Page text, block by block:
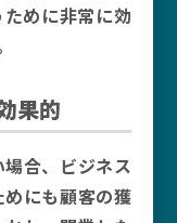
めに非常に効
果的
合、ビジネス
にも顧客の獲